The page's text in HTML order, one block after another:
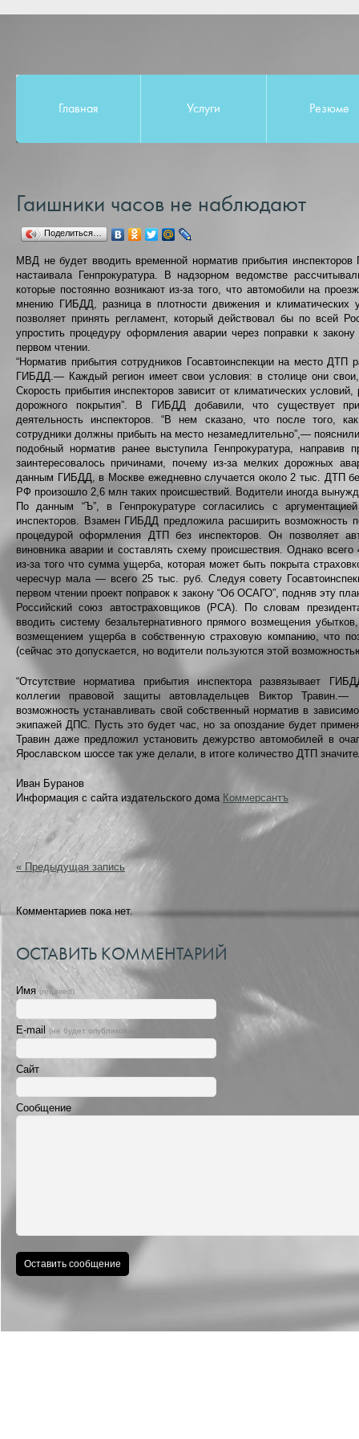
Главная Услуги Резюме
Гаишники часов не наблюдают
Поделиться…
МВД не будет вводить временной норматив прибытия
настаивала Генпрокуратура. В надзорном ведомстве
которые постоянно возникают из-за того, что автомобили на
мнению ГИБДД, разница в плотности движения и климатических
позволяет принять регламент, который действовал бы по всей
упростить процедуру оформления аварии через поправки к
первом чтении.
“Норматив прибытия сотрудников Госавтоинспекции на место ДТП
ГИБДД.— Каждый регион имеет свои условия: в столице они
Скорость прибытия инспекторов зависит от климатических
дорожного покрытия”. В ГИБДД добавили, что существует
деятельность инспекторов. “В нем сказано, что после того,
сотрудники должны прибыть на место незамедлительно”,—
подобный норматив ранее выступила Генпрокуратура,
заинтересовалось причинами, почему из-за мелких дорожных
данным ГИБДД, в Москве ежедневно случается около 2 тыс. ДТП
РФ произошло 2,6 млн таких происшествий. Водители иногда
По данным “Ъ”, в Генпрокуратуре согласились с
инспекторов. Взамен ГИБДД предложила расширить возможность
процедурой оформления ДТП без инспекторов. Он позволяет
виновника аварии и составлять схему происшествия. Однако
из-за того что сумма ущерба, которая может быть покрыта
чересчур мала — всего 25 тыс. руб. Следуя совету
первом чтении проект поправок к закону “Об ОСАГО”, подняв эту
Российский союз автостраховщиков (РСА). По словам
вводить систему безальтернативного прямого возмещения
возмещением ущерба в собственную страховую компанию, что
(сейчас это допускается, но водители пользуются этой
“Отсутствие норматива прибытия инспектора развязывает
коллегии правовой защиты автовладельцев Виктор
возможность устанавливать свой собственный норматив в
экипажей ДПС. Пусть это будет час, но за опоздание будет
Травин даже предложил установить дежурство автомобилей в
Ярославском шоссе так уже делали, в итоге количество ДТП
Иван Буранов
Информация с сайта издательского дома Коммерсантъ
« Предыдущая запись
Комментариев пока нет.
ОСТАВИТЬ КОММЕНТАРИЙ
Имя(required)
E-mail (не будет опубликован) (required)
Сайт
Сообщение